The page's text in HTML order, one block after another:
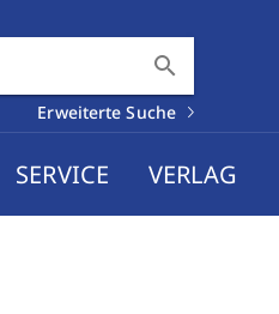
search
Erweiterte Suche
SERVICE VERLAG